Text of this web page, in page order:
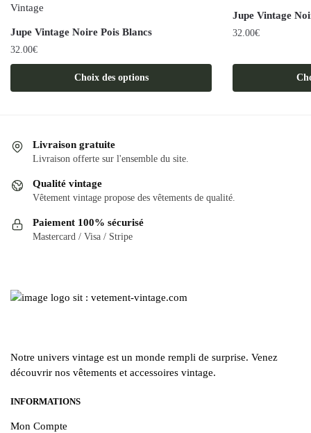
Jupe Vintage Noire Pois Blancs
32.00€
Choix des options
produit
variations.
peuvent
choisies
du
Jupe Vintage
32.00€
a
Livraison gratuite
Livraison offerte sur l'ensemble du site.
Qualité vintage
Vêtement vintage propose des vêtements de qualité.
Paiement 100% sécurisé
Mastercard / Visa / Stripe
Notre univers vintage est un monde rempli de surprise. Venez
découvrir nos vêtements et accessoires vintage.
INFORMATIONS
Mon Compte